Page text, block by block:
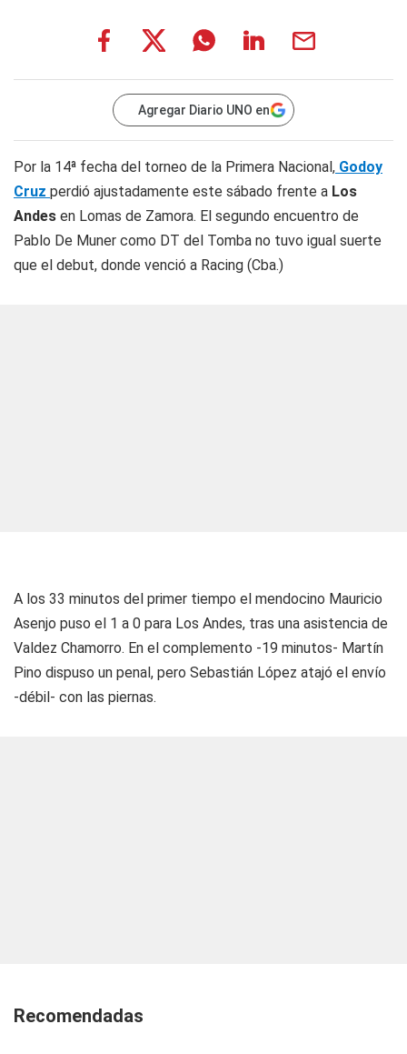
Agregar Diario UNO en
Por la 14ª fecha del torneo de la Primera Nacional, Godoy
Cruz perdió ajustadamente este sábado frente a Los
Andes en Lomas de Zamora. El segundo encuentro de
Pablo De Muner como DT del Tomba no tuvo igual suerte
que el debut, donde venció a Racing (Cba.)
A los 33 minutos del primer tiempo el mendocino Mauricio
Asenjo puso el 1 a 0 para Los Andes, tras una asistencia de
Valdez Chamorro. En el complemento -19 minutos- Martín
Pino dispuso un penal, pero Sebastián López atajó el envío
-débil- con las piernas.
Recomendadas